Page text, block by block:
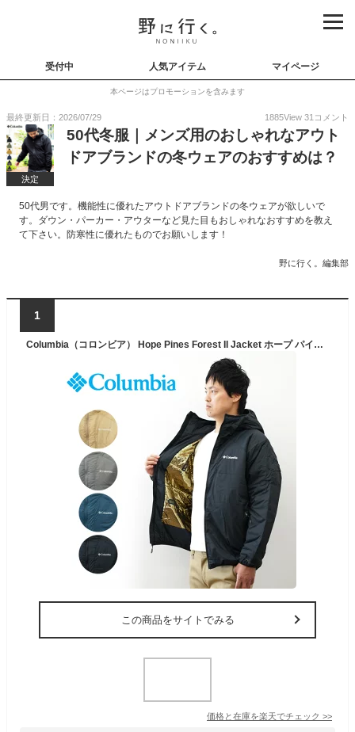
受付中 人気アイテム マイページ
本ページはプロモーションを含みます
最終更新日：2026/07/29 1885View 31 コメント
決定
50代冬服｜メンズ用のおしゃれなアウト
ドアブランドの冬ウェアのおすすめは？
50代男です。機能性に優れたアウトドアブランドの冬ウェアが欲しいで
す。ダウン・パーカー・アウターなど見た目もおしゃれなおすすめを教え
て下さい。防寒性に優れたものでお願いします！
野に行く。編集部
1
Columbia（コロンビア） Hope Pines Forest II Jacket ホープ パインズ フォレスト 2 ジャケット オムニヒート インフィニティ 裏地 金色 ゴールド 撥水 中綿 ダウン メンズ レディース アウター マウンテン パーカー キャンプ 冬 軽い 軽量 防寒 通勤 通学 【XE5659】
この商品をサイトでみる
価格と在庫を楽天でチェック >>